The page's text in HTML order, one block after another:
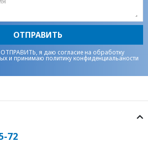
ОТПРАВИТЬ
ОТПРАВИТЬ, я даю согласие на обработку
и принимаюполитику конфиденциальаности
72